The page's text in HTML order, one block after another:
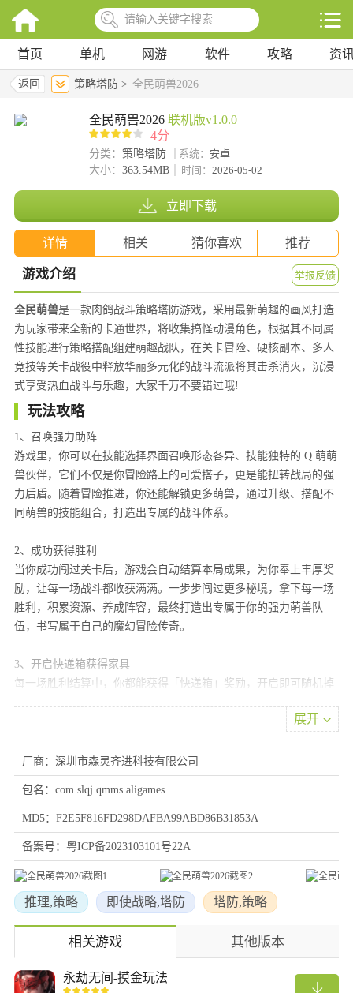
首页 单机 网游 软件 攻略 资
返回 策略塔防 > 全民萌兽2026
全民萌兽2026 联机版v1.0.0
4分
分类： 策略塔防 系统： 安卓
大小： 363.54MB 时间： 2026-05-02
立即下载
详情 相关 猜你喜欢 推荐
游戏介绍 举报反馈
全民萌兽是一款肉鸽战斗策略塔防游戏，采用最新萌趣的画风打造
为玩家带来全新的卡通世界，将收集搞怪动漫角色，根据其不同属
性技能进行策略搭配组建萌趣战队，在关卡冒险、硬核副本、多人
竞技等关卡战役中释放华丽多元化的战斗流派将其击杀消灭，沉浸
式享受热血战斗与乐趣，大家千万不要错过哦!
玩法攻略
1、召唤强力助阵
游戏里，你可以在技能选择界面召唤形态各异、技能独特的 Q 萌萌
兽伙伴，它们不仅是你冒险路上的可爱搭子，更是能扭转战局的强
力后盾。随着冒险推进，你还能解锁更多萌兽，通过升级、搭配不
同萌兽的技能组合，打造出专属的战斗体系。
2、成功获得胜利
当你成功闯过关卡后，游戏会自动结算本局成果，为你奉上丰厚奖
励，让每一场战斗都收获满满。一步步闯过更多秘境，拿下每一场
胜利，积累资源、养成阵容，最终打造出专属于你的强力萌兽队
伍，书写属于自己的魔幻冒险传奇。
3、开启快递箱获得家具
每一场胜利结算中，你都能获得「快递箱」奖励，开启即可随机掉
更高难度的关卡、解锁更多秘境，还能获得更多稀有快递箱，开出
4、升级你的英雄
这是提升队伍战力、轻松闯过秘境的关键。你可以在「英雄」界面
中，查看并管理自己的萌兽伙伴，通过升级、解锁、搭配阵容，打
造一支独一无二的强力队伍。随着萌兽等级的提升，你在关卡中的
伤害、清场效率都会显著提高，面对更强的敌人和 BOSS 也能从容
应对。
游戏特色
1、随心养成萌趣集结：汇聚海量搞怪动漫角色可供收集，可精细
化养成组建专属战队，各式精美时装自由穿搭，轻松打造独一无二
的萌系个性化造型。
展开
厂商：深圳市森灵齐进科技有限公司
包名：com.slqj.qmms.aligames
MD5：F2E5F816FD298DAFBA99ABD86B31853A
备案号：粤ICP备2023103101号22A
推理,策略 即使战略,塔防 塔防,策略
相关游戏 其他版本
永劫无间-摸金玩法